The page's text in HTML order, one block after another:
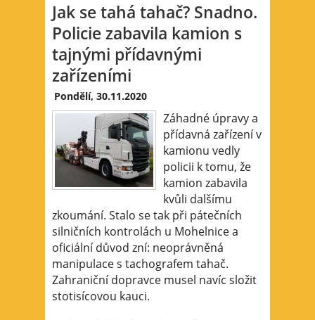
Jak se tahá tahač? Snadno.
Policie zabavila kamion s
tajnými přídavnými
zařízeními
Pondělí, 30.11.2020
Záhadné úpravy a
přídavná zařízení v
kamionu vedly
policii k tomu, že
kamion zabavila
kvůli dalšímu
zkoumání. Stalo se tak při pátečních
silničních kontrolách u Mohelnice a
oficiální důvod zní: neoprávněná
manipulace s tachografem tahač.
Zahraniční dopravce musel navíc složit
stotisícovou kauci.